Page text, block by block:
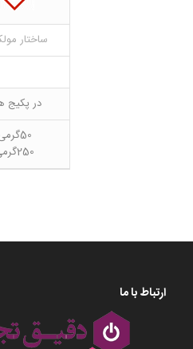
ساختار
در پکیج
50گرمی
250گرمی
ارتباط با ما